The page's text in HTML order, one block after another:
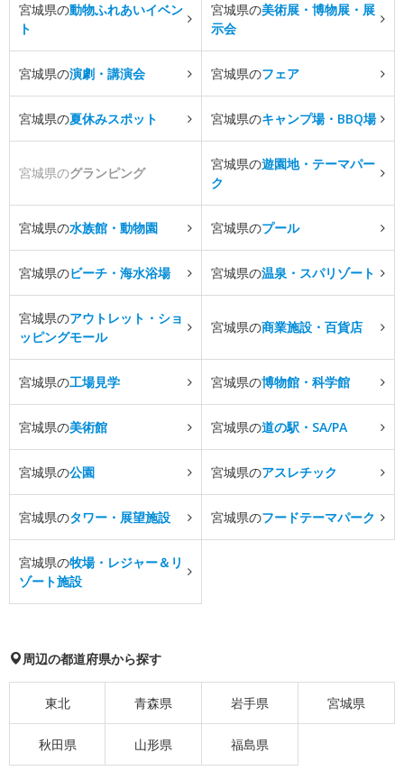
宮城県の動物ふれあいイベン
ト
宮城県の美術展・博物展・展
示会
宮城県の演劇・講演会 宮城県のフェア
宮城県の夏休みスポット 宮城県のキャンプ場・BBQ場
宮城県のグランピング
宮城県の遊園地・テーマパー
ク
宮城県の水族館・動物園 宮城県のプール
宮城県のビーチ・海水浴場 宮城県の温泉・スパリゾート
宮城県のアウトレット・ショ
ッピングモール
宮城県の商業施設・百貨店
宮城県の工場見学 宮城県の博物館・科学館
宮城県の美術館 宮城県の道の駅・SA/PA
宮城県の公園 宮城県のアスレチック
宮城県のタワー・展望施設 宮城県のフードテーマパーク
宮城県の牧場・レジャー＆リ
ゾート施設
周辺の都道府県から探す
東北 青森県 岩手県 宮城県
秋田県 山形県 福島県